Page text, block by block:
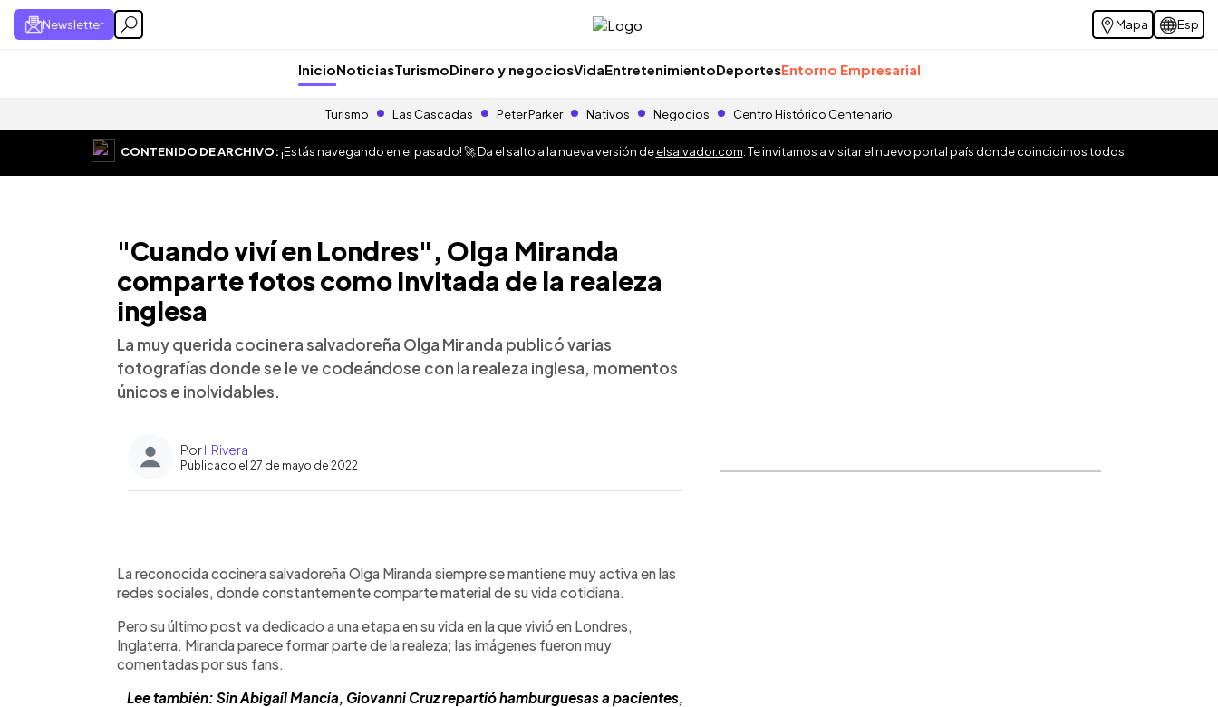
Newsletter Mapa Esp
InicioNoticiasTurismoDinero y negociosVidaEntretenimientoDeportesEntorno Empresarial
Turismo Las Cascadas Peter Parker Nativos Negocios Centro Histórico Centenario
CONTENIDO DE ARCHIVO:¡Estás navegando en el pasado! 🚀 Da el salto a la nueva versión deelsalvador.com . Te invitamos a visitar el nuevo portal país donde coincidimos todos.
"Cuando viví en Londres", Olga Miranda
comparte fotos como invitada de la realeza
inglesa
La muy querida cocinera salvadoreña Olga Miranda publicó varias
fotografías donde se le ve codeándose con la realeza inglesa, momentos
únicos e inolvidables.
PorI. Rivera
Publicado el 27 de mayo de 2022
Escuchar artículo
La reconocida cocinera salvadoreña Olga Miranda siempre se mantiene muy activa en las
redes sociales, donde constantemente comparte material de su vida cotidiana.
Pero su último post va dedicado a una etapa en su vida en la que vivió en Londres,
Inglaterra. Miranda parece formar parte de la realeza; las imágenes fueron muy
comentadas por sus fans.
Lee también: Sin Abigaíl Mancía, Giovanni Cruz repartió hamburguesas a pacientes,